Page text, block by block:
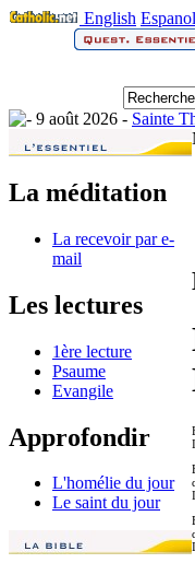
English Espanol
9 août 2026 - Sainte
La méditation
La recevoir par e-
mail
Les lectures
1ère lecture
Psaume
Evangile
Approfondir
L'homélie du jour
Le saint du jour